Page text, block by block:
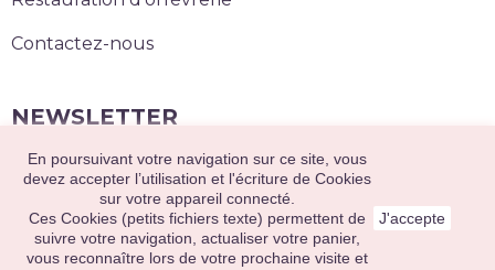
En poursuivant votre navigation sur ce site, vous
devez accepter l’utilisation et l'écriture de Cookies
sur votre appareil connecté.
Ces Cookies (petits fichiers texte) permettent de
suivre votre navigation, actualiser votre panier,
vous reconnaître lors de votre prochaine visite et
J'accepte
Contactez-nous
NEWSLETTER
S’abonner
2020 © Sainte Foy Bijoux. Tous droits réservés.